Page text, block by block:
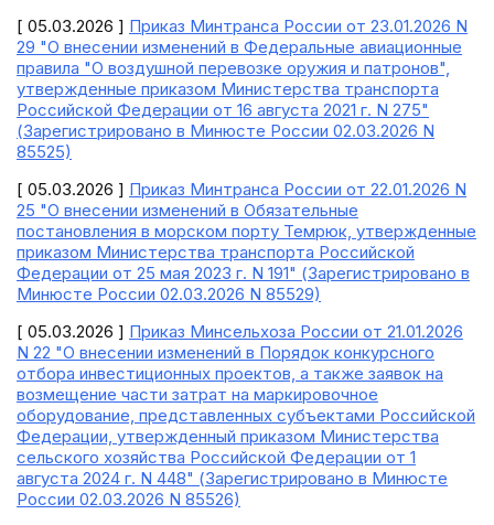
[ 05.03.2026 ] Приказ Минтранса России от 23.01.2026 N
29 "О внесении изменений в Федеральные авиационные
правила "О воздушной перевозке оружия и патронов",
утвержденные приказом Министерства транспорта
Российской Федерации от 16 августа 2021 г. N 275"
(Зарегистрировано в Минюсте России 02.03.2026 N
85525)
[ 05.03.2026 ] Приказ Минтранса России от 22.01.2026 N
25 "О внесении изменений в Обязательные
постановления в морском порту Темрюк, утвержденные
приказом Министерства транспорта Российской
Федерации от 25 мая 2023 г. N 191" (Зарегистрировано в
Минюсте России 02.03.2026 N 85529)
[ 05.03.2026 ] Приказ Минсельхоза России от 21.01.2026
N 22 "О внесении изменений в Порядок конкурсного
отбора инвестиционных проектов, а также заявок на
возмещение части затрат на маркировочное
оборудование, представленных субъектами Российской
Федерации, утвержденный приказом Министерства
сельского хозяйства Российской Федерации от 1
августа 2024 г. N 448" (Зарегистрировано в Минюсте
России 02.03.2026 N 85526)